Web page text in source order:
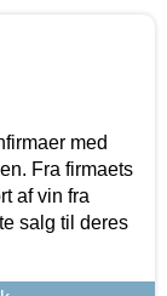
med
Fra firmaets
af vin fra
salg til deres